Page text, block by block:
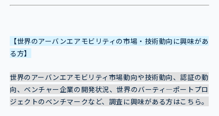
【世界のアーバンエアモビリティの市場・技術動向に興味があ
る方】
世界のアーバンエアモビリティ市場動向や技術動向、認証の動
向、ベンチャー企業の開発状況、世界のバーティ―ポートプロ
ジェクトのベンチマークなど、調査に興味がある方はこちら。